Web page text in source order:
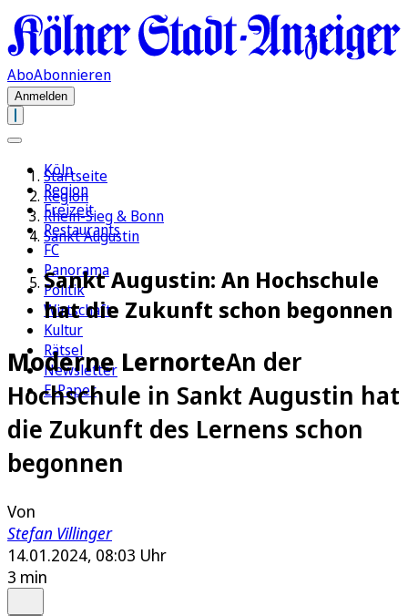
AboAbonnieren
Anmelden
Köln
Region
Freizeit
Restaurants
FC
Panorama
Politik
Wirtschaft
Kultur
Rätsel
Newsletter
E-Paper
Startseite
Region
Rhein-Sieg & Bonn
Sankt Augustin
Sankt Augustin: An Hochschule
hat die Zukunft schon begonnen
Moderne LernorteAn der
Hochschule in Sankt Augustin hat
die Zukunft des Lernens schon
begonnen
Von
Stefan Villinger
14.01.2024, 08:03 Uhr
3 min